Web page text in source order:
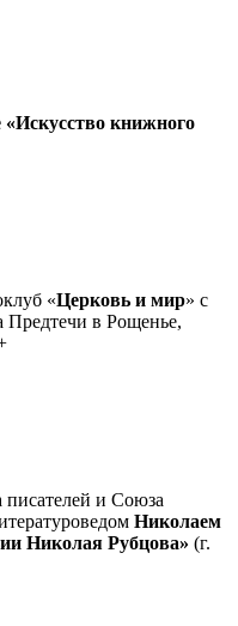
книжного
«Церковь и мир» с
Предтечи в Рощенье,
писателей и Союза
Николаем
Николая Рубцова» (г.